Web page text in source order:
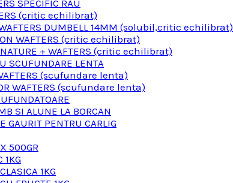
SPECIFIC RAU
(critic echilibrat)
DUMBELL 14MM (solubil,critic echilibrat)
WAFTERS (critic echilibrat)
+ WAFTERS (critic echilibrat)
SCUFUNDARE LENTA
(scufundare lenta)
WAFTERS (scufundare lenta)
SI ALUNE LA BORCAN
GAURIT PENTRU CARLIG
500GR
1KG
1KG